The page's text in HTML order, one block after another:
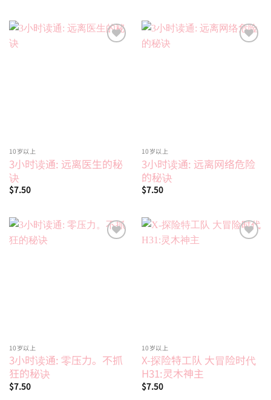
10岁以上
3小时读通: 远离医生的秘
诀
$7.50
10岁以上
3小时读通: 远离网络危险
的秘诀
$7.50
10岁以上
3小时读通: 零压力。不抓
狂的秘诀
$7.50
10岁以上
X-探险特工队 大冒险时代
H31:灵木神主
$7.50